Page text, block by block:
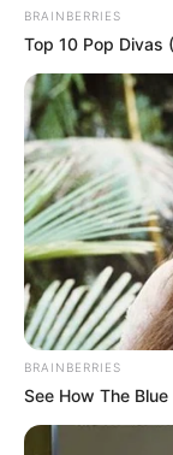
BRAINBERRIES
Top 10 Pop Divas
BRAINBERRIES
See How The